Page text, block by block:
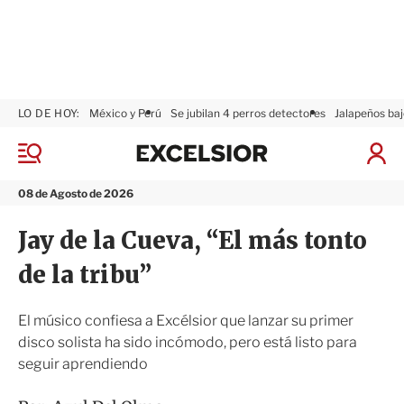
M
n
08 de Agosto de 2026
LO DE HOY: México y Perú Se jubilan 4 perros detectores Jalapeños
I
x
i
Jay de la Cueva, “El más tonto
de la tribu”
El músico confiesa a Excélsior que lanzar su primer
disco solista ha sido incómodo, pero está listo para
seguir aprendiendo